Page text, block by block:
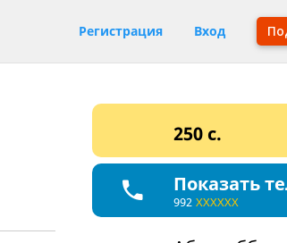
Регистрация Вход
250 c.
Показать
992 XXXXXX